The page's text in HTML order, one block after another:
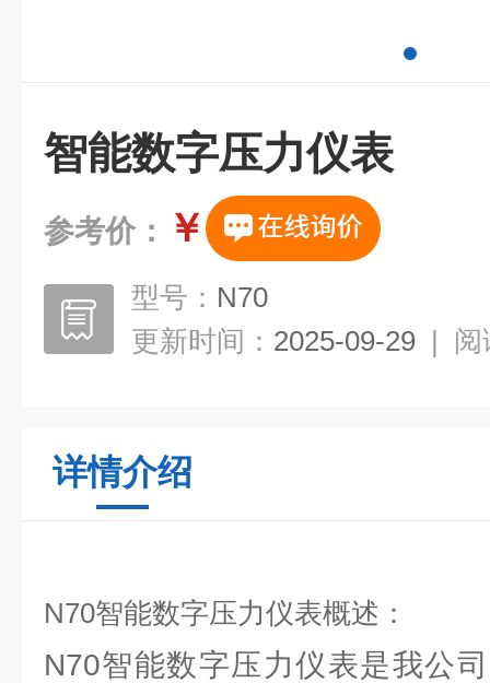
智能数字压力仪表
参考价： ￥
型号： N70
更新时间： 2025-09-29 | 阅
详情介绍
N70智能数字压力仪表概述：
N70智能数字压力仪表是我公